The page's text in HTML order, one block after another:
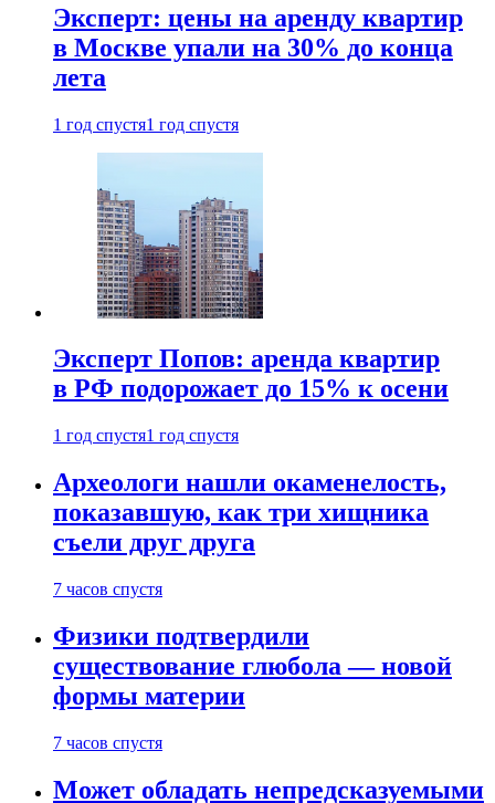
Эксперт: цены на аренду квартир
в Москве упали на 30% до конца
лета
1 год спустя1 год спустя
Эксперт Попов: аренда квартир
в РФ подорожает до 15% к осени
1 год спустя1 год спустя
Археологи нашли окаменелость,
показавшую, как три хищника
съели друг друга
7 часов спустя
Физики подтвердили
существование глюбола — новой
формы материи
7 часов спустя
Может обладать непредсказуемыми